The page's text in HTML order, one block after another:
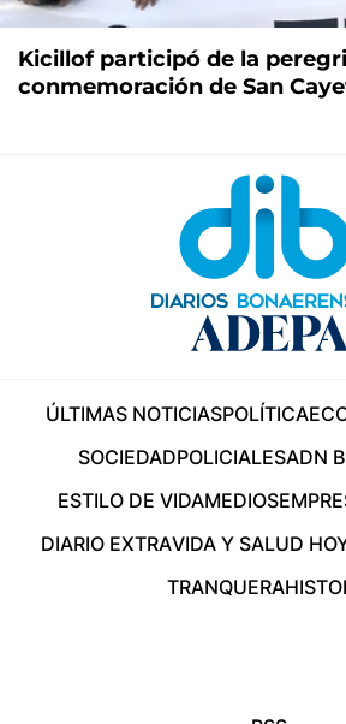
Kicillof participó de la
conmemoración de San
ÚLTIMAS NOTICIASPOLÍTICA
SOCIEDADPOLICIALESADN
ESTILO DE VIDAMEDIOS
DIARIO EXTRAVIDA Y SALUD
TRANQUERA